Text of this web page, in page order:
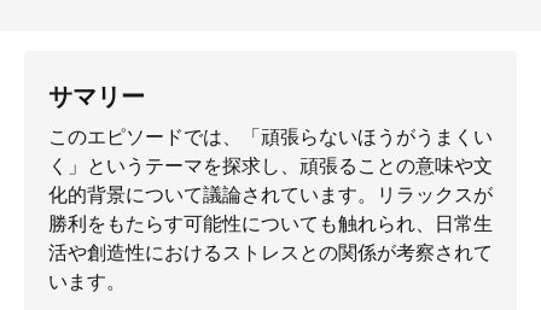
サマリー
このエピソードでは、「頑張らないほうがうまくい
く」というテーマを探求し、頑張ることの意味や文
化的背景について議論されています。リラックスが
勝利をもたらす可能性についても触れられ、日常生
活や創造性におけるストレスとの関係が考察されて
います。